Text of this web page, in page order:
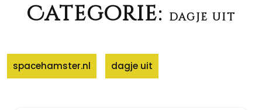
Categorie: dagje uit
spacehamster.nl dagje uit